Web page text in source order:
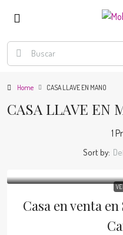
Home CASA LLAVE EN MANO
CASA LLAVE EN
1
Sort by:
Casa en venta